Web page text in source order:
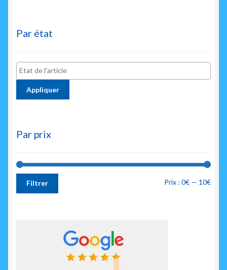
Par état
Appliquer
Par prix
Prix
Prix
Filtrer Prix : 0€ — 10€